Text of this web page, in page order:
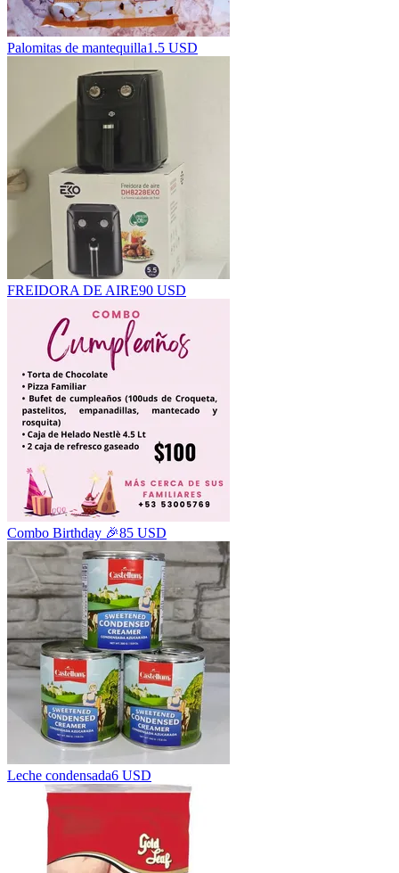
Palomitas de mantequilla1.5 USD
FREIDORA DE AIRE90 USD
Combo Birthday 🎉85 USD
Leche condensada6 USD